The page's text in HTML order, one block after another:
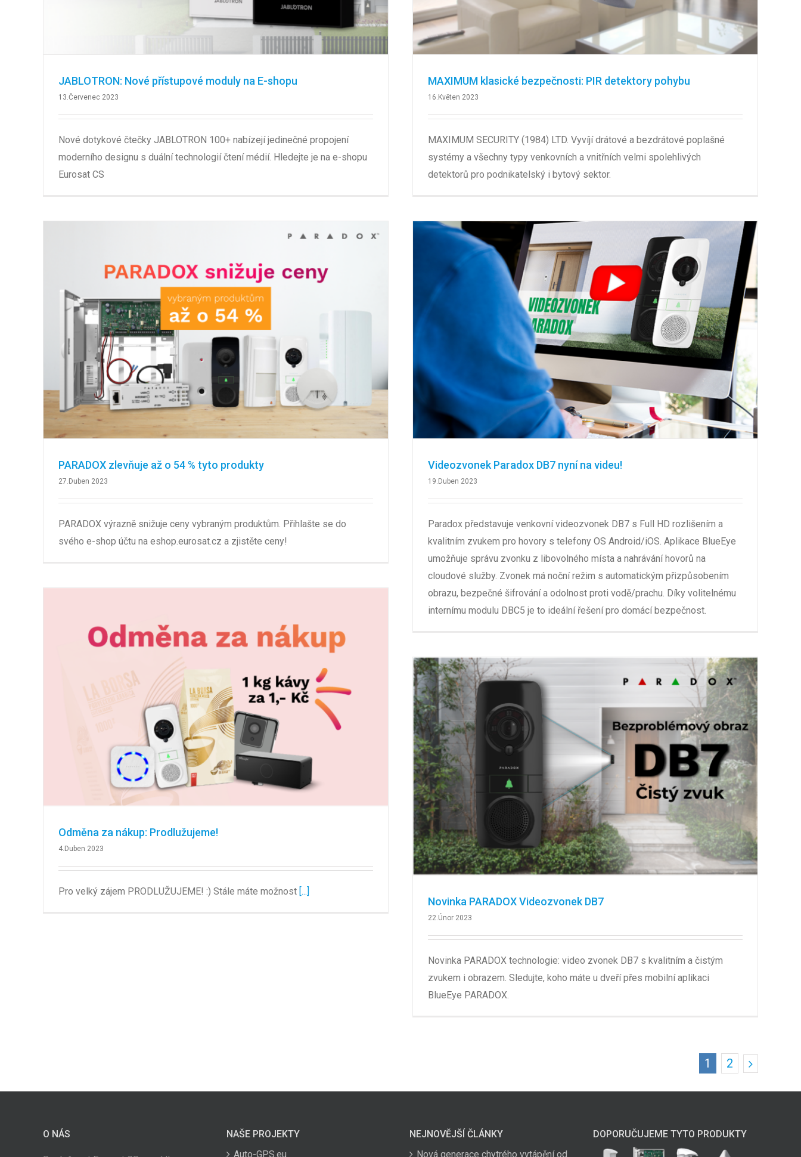
JABLOTRON: Nové přístupové moduly na E-shopu
13.Červenec 2023
Nové dotykové čtečky JABLOTRON 100+ nabízejí jedinečné propojení
moderního designu s duální technologií čtení médií. Hledejte je na e-shopu
Eurosat CS
MAXIMUM klasické bezpečnosti: PIR detektory pohybu
16.Květen 2023
MAXIMUM SECURITY (1984) LTD. Vyvíjí drátové a bezdrátové poplašné
systémy a všechny typy venkovních a vnitřních velmi spolehlivých
detektorů pro podnikatelský i bytový sektor.
PARADOX zlevňuje až o 54 % tyto produkty
27.Duben 2023
PARADOX výrazně snižuje ceny vybraným produktům. Přihlašte se do
svého e-shop účtu na eshop.eurosat.cz a zjistěte ceny!
Videozvonek Paradox DB7 nyní na videu!
19.Duben 2023
Paradox představuje venkovní videozvonek DB7 s Full HD rozlišením a
kvalitním zvukem pro hovory s telefony OS Android/iOS. Aplikace BlueEye
umožňuje správu zvonku z libovolného místa a nahrávání hovorů na
cloudové služby. Zvonek má noční režim s automatickým přizpůsobením
obrazu, bezpečné šifrování a odolnost proti vodě/prachu. Díky volitelnému
internímu modulu DBC5 je to ideální řešení pro domácí bezpečnost.
Odměna za nákup: Prodlužujeme!
4.Duben 2023
Pro velký zájem PRODLUŽUJEME! :) Stále máte možnost [...]
Novinka PARADOX Videozvonek DB7
22.Únor 2023
Novinka PARADOX technologie: video zvonek DB7 s kvalitním a čistým
zvukem i obrazem. Sledujte, koho máte u dveří přes mobilní aplikaci
BlueEye PARADOX.
1 2
O NÁS
NAŠE PROJEKTY
Auto-GPS.eu
NEJNOVĚJŠÍ ČLÁNKY
Nová generace chytrého vytápění od
DOPORUČUJEME TYTO PRODUKTY